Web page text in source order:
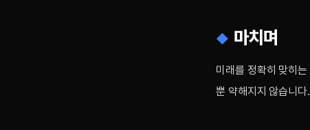
마치며
미래를 정확히 맞히
뿐 약해지지 않습니